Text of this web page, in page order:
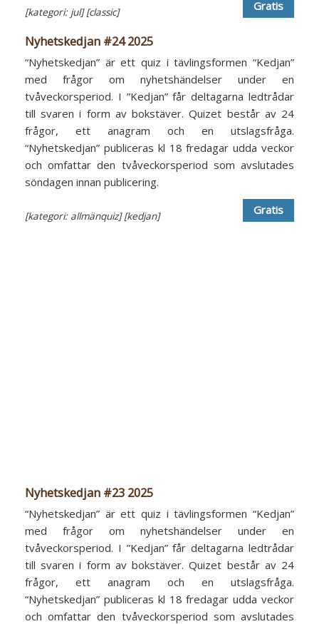
[kategori: jul] [classic] Gratis
Nyhetskedjan #24 2025
“Nyhetskedjan” är ett quiz i tävlingsformen “Kedjan”
med frågor om nyhetshändelser under en
tvåveckorsperiod. I ”Kedjan” får deltagarna ledtrådar
till svaren i form av bokstäver. Quizet består av 24
frågor, ett anagram och en utslagsfråga.
“Nyhetskedjan” publiceras kl 18 fredagar udda veckor
och omfattar den tvåveckorsperiod som avslutades
söndagen innan publicering.
[kategori: allmänquiz] [kedjan] Gratis
Nyhetskedjan #23 2025
“Nyhetskedjan” är ett quiz i tävlingsformen “Kedjan”
med frågor om nyhetshändelser under en
tvåveckorsperiod. I ”Kedjan” får deltagarna ledtrådar
till svaren i form av bokstäver. Quizet består av 24
frågor, ett anagram och en utslagsfråga.
“Nyhetskedjan” publiceras kl 18 fredagar udda veckor
och omfattar den tvåveckorsperiod som avslutades